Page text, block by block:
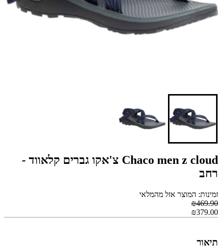
Chaco men z cloud צ'אקו גברים קלאווד -
רחב
זמינות: המוצר אזל מהמלאי
₪469.90
₪379.00
תיאור